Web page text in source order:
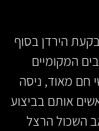
הירדן בסוף
המקומיים
חם מאוד, ניסה
אותם בביצוע
השכול הרצל